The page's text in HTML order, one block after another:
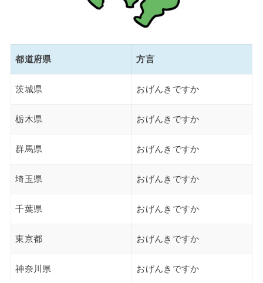
都道府県 方言
茨城県 おげんきですか
栃木県 おげんきですか
群馬県 おげんきですか
埼玉県 おげんきですか
千葉県 おげんきですか
東京都 おげんきですか
神奈川県 おげんきですか